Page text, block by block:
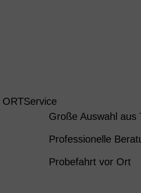
ORTService
Große Auswahl aus
Professionelle
Probefahrt vor Ort